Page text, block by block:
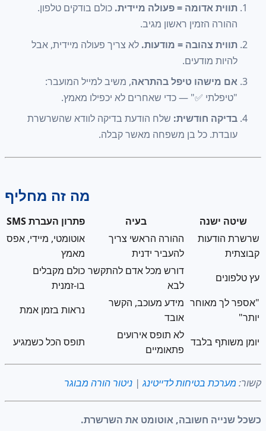
תווית אדומה = פעולה מיידית. כולם בודקים טלפון.
ההורה הזמין ראשון מגיב.
תווית צהובה = מודעות. לא צריך פעולה מיידית, אבל
להיות מודעים.
אם מישהו טיפל בהתראה, משיב למייל המועבר:
"טיפלתי ✅" — כדי שאחרים לא יכפילו מאמץ.
בדיקה חודשית: שלח הודעת בדיקה לוודא שהשרשרת
עובדת. כל בן משפחה מאשר קבלה.
מה זה מחליף
שיטה ישנה בעיה
פתרון העברת SMS
שרשרת הודעות
קבוצתית
ההורה הראשי צריך
להעביר ידנית
אוטומטי, מיידי, אפס
מאמץ
עץ טלפונים
דורש מכל אדם להתקשר
לבא
כולם מקבלים
בו-זמנית
"אספר לך מאוחר
יותר"
מידע מעוכב, הקשר
אובד
נראות בזמן אמת
יומן משותף בלבד
לא תופס אירועים
פתאומיים
תופס הכל כשמגיע
קשור: מערכת בטיחות לדייטינג| ניטור הורה מבוגר
כשכל שנייה חשובה, אוטומט את השרשרת.